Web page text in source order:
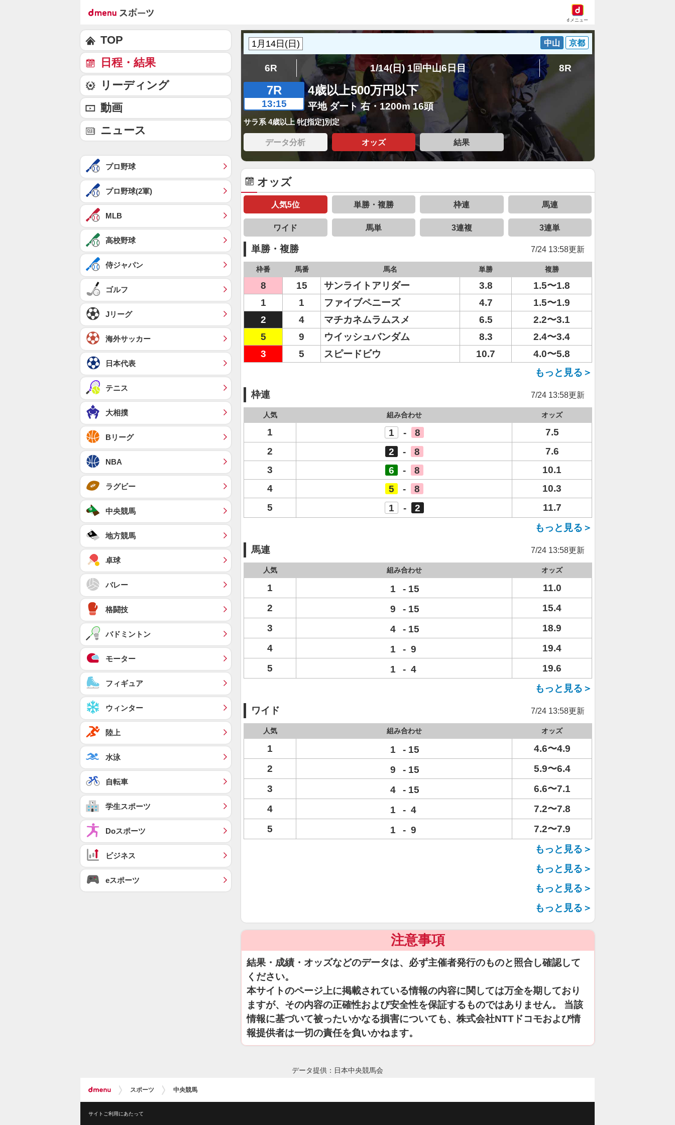
dメニュー
中山 京都
6R 1/14(日) 1回中山6日目 8R
7R
13:15
4歳以上500万円以下
平地 ダート 右・1200m 16頭
サラ系 4歳以上 牝[指定]別定
データ分析 オッズ 結果
オッズ
人気5位 単勝・複勝 枠連 馬連
ワイド 馬単 3連複 3連単
単勝・複勝 7/24 13:58更新
枠番 馬番 馬名 単勝 複勝
8 15 サンライトアリダー 3.8
1.5〜1.8
1
1 ファイブペニーズ 4.7
1.5〜1.9
2
4 マチカネムラムスメ 6.5
2.2〜3.1
5
9 ウイッシュバンダム 8.3
2.4〜3.4
3
5 スピードビウ 10.7
4.0〜5.8
もっと見る＞
枠連 7/24 13:58更新
人気 組み合わせ オッズ
1 1 - 8
7.5
2
2 - 8
7.6
3
6 - 8
10.1
4
5 - 8
10.3
5
1 - 2
11.7
もっと見る＞
馬連 7/24 13:58更新
人気 組み合わせ オッズ
1 1 - 15
11.0
2
9 - 15
15.4
3
4 - 15
18.9
4
1 - 9
19.4
5
1 - 4
19.6
もっと見る＞
ワイド 7/24 13:58更新
人気 組み合わせ オッズ
1 1 - 15
4.6〜4.9
2
9 - 15
5.9〜6.4
3
4 - 15
6.6〜7.1
4
1 - 4
7.2〜7.8
5
1 - 9
7.2〜7.9
もっと見る＞
もっと見る＞
もっと見る＞
もっと見る＞
注意事項
結果・成績・オッズなどのデータは、必ず主催者発行のものと照合し確認して
ください。
本サイトのページ上に掲載されている情報の内容に関しては万全を期しており
ますが、その内容の正確性および安全性を保証するものではありません。 当該
情報に基づいて被ったいかなる損害についても、株式会社NTTドコモおよび情
報提供者は一切の責任を負いかねます。
TOP
日程・結果
リーディング
動画
ニュース
プロ野球
プロ野球(2軍)
MLB
高校野球
侍ジャパン
ゴルフ
Jリーグ
海外サッカー
日本代表
テニス
大相撲
Bリーグ
NBA
ラグビー
中央競馬
地方競馬
卓球
バレー
格闘技
バドミントン
モーター
フィギュア
ウィンター
陸上
水泳
自転車
学生スポーツ
Doスポーツ
ビジネス
eスポーツ
データ提供：日本中央競馬会
スポーツ 中央競馬
サイトご利用にあたって